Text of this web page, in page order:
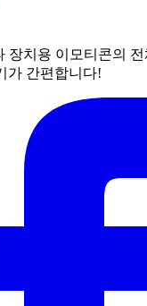
장치용 이모티콘의
가 간편합니다!